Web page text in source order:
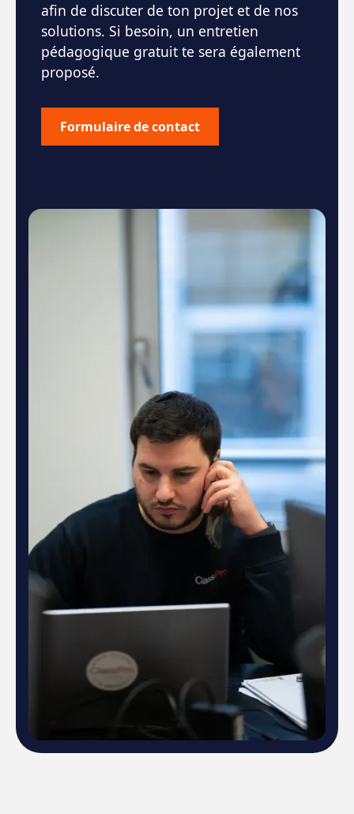
afin de discuter de ton projet et de nos
solutions. Si besoin, un entretien
pédagogique gratuit te sera également
proposé.
Formulaire de contact